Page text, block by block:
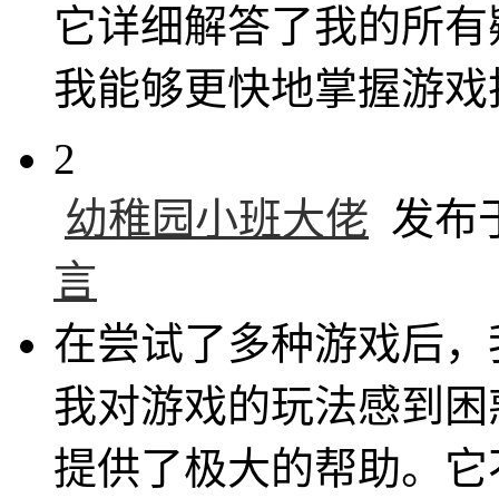
它详细解答了我的所
我能够更快地掌握游
2
幼稚园小班大佬 发布
言
在尝试了多种游戏后
我对游戏的玩法感到
提供了极大的帮助。